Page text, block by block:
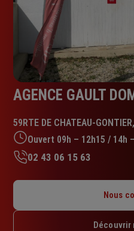
AGENCE GAULT
59RTE DE CHATEAU-
Jeudi : 09h – 12h15 / 14h –
02 43 06 15 63
Nous
Découvrir